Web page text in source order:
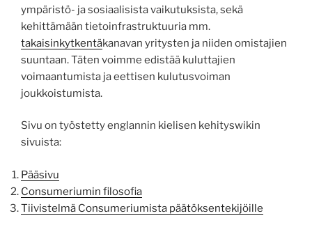
ympäristö- ja sosiaalisista vaikutuksista, sekä
kehittämään tietoinfrastruktuuria mm.
takaisinkytkentäkanavan yritysten ja niiden omistajien
suuntaan. Täten voimme edistää kuluttajien
voimaantumista ja eettisen kulutusvoiman
joukkoistumista.
Sivu on työstetty englannin kielisen kehityswikin
sivuista:
Pääsivu
Consumeriumin filosofia
Tiivistelmä Consumeriumista päätöksentekijöille